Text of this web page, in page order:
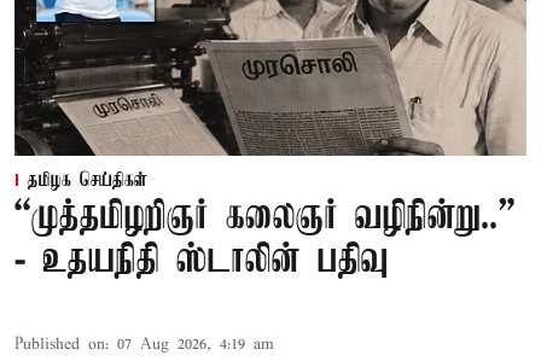
தமிழக செய்திகள்
“முத்தமிழறிஞர் கலைஞர் வழிநின்று..”
- உதயநிதி ஸ்டாலின் பதிவு
Published on: 07 Aug 2026, 4:19 am